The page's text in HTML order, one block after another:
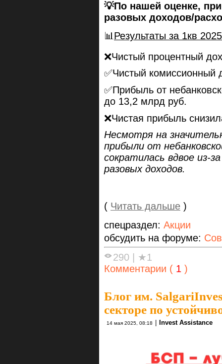
💡По нашей оценке,
разовых доходов/
📊 Результаты за 1кв
❌Чистый процентный
✅Чистый
✅Прибыль от
до 13,2 млрд руб.
❌Чистая прибыль
Несмотря на
прибыли от
сократилась вдвое из-
разовых доходов.
( Читать дальше )
спецраздел: Акции
обсудить на форуме:
290
★1
Комментарии ( 1 )
Блог им.
секторе по
14 мая 2025, 08:18 Invest Assistance